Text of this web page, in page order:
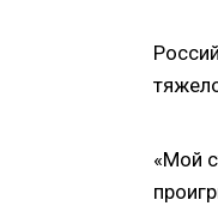
«Мой